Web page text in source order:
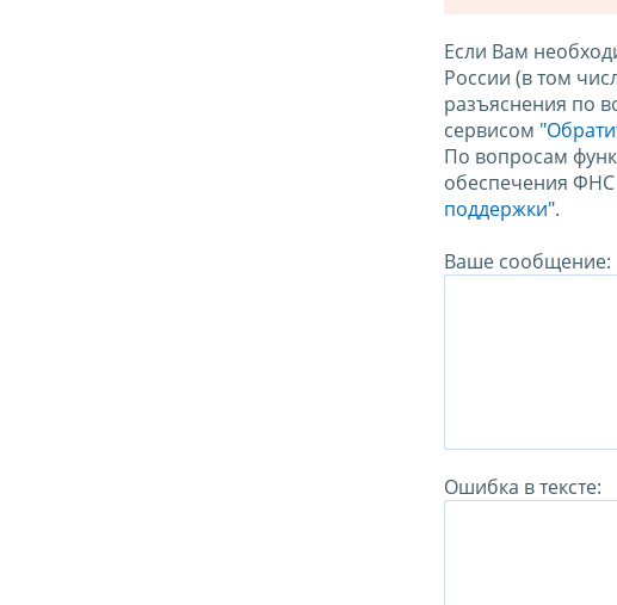
Если Вам
России (в том
разъяснения по
сервисом
По вопросам
обеспечения ФНС
поддержки".
Ваше сообщение:
Ошибка в тексте: